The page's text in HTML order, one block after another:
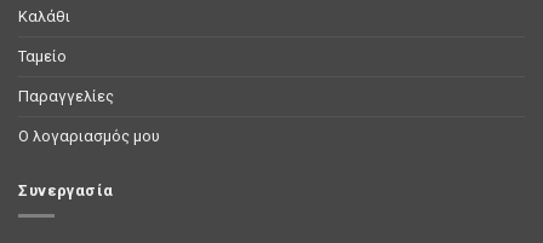
Καλάθι
Ταμείο
Παραγγελίες
Ο λογαριασμός μου
Συνεργασία